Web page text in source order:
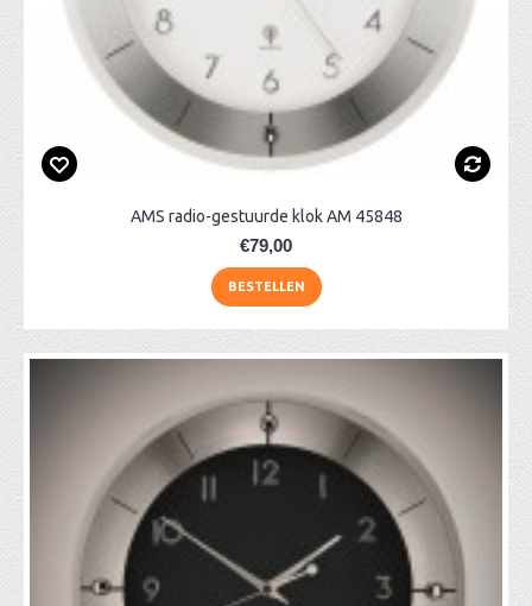
AMS radio-gestuurde klok AM 45848
€79,00
BESTELLEN